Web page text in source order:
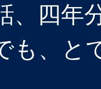
、四年
も、と